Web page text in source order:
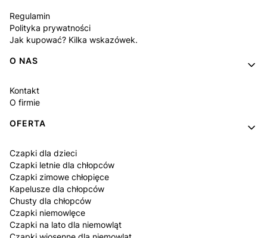
Regulamin
Polityka prywatności
Jak kupować? Kilka wskazówek.
O NAS
Kontakt
O firmie
OFERTA
Czapki dla dzieci
Czapki letnie dla chłopców
Czapki zimowe chłopięce
Kapelusze dla chłopców
Chusty dla chłopców
Czapki niemowlęce
Czapki na lato dla niemowląt